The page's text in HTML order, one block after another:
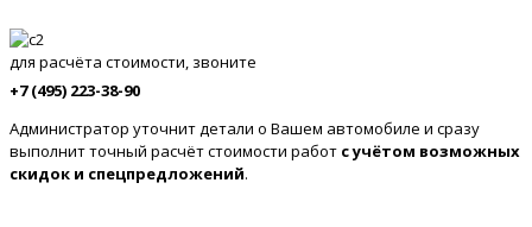
для расчёта стоимости, звоните
+7 (495) 223-38-90
Администратор уточнит детали о Вашем автомобиле и сразу
выполнит точный расчёт стоимости работ с учётом возможных
скидок и спецпредложений.